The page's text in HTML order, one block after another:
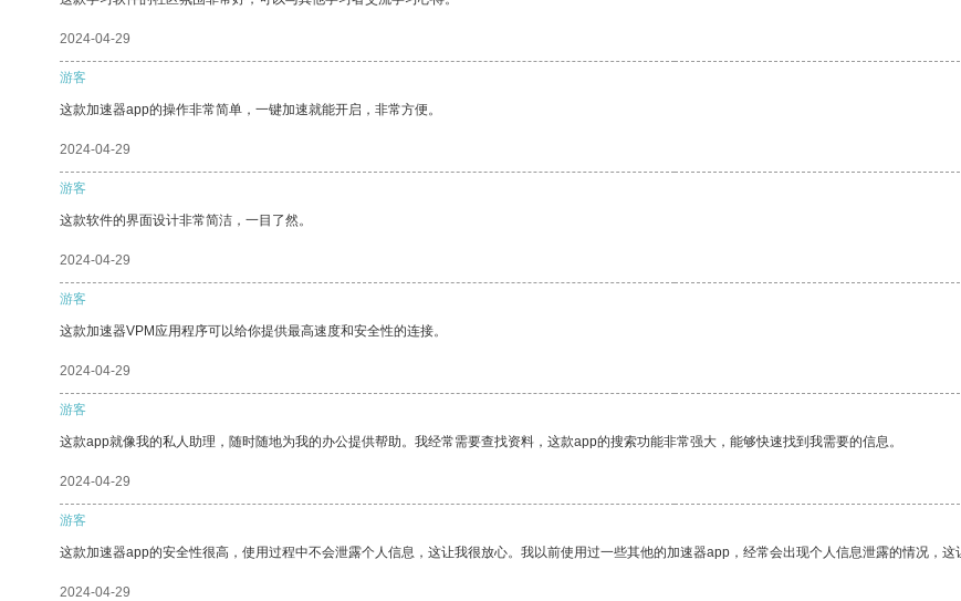
2024-04-29
游客
这款加速器app的操作非常简单，一键加速就能开启，非常方便。
2024-04-29
游客
这款软件的界面设计非常简洁，一目了然。
2024-04-29
游客
这款加速器VPM应用程序可以给你提供最高速度和安全性的连接。
2024-04-29
游客
这款app就像我的私人助理，随时随地为我的办公提供帮助。我经常需要查找资料，这款app的搜索功能非常强大，能够快速找到我需要的信息。
2024-04-29
游客
这款加速器app的安全性很高，使用过程中不会泄露个人信息，这让我很放心。我以前使用过一些其他的加速器app，经常会出现个人信息泄露的情况，这
2024-04-29